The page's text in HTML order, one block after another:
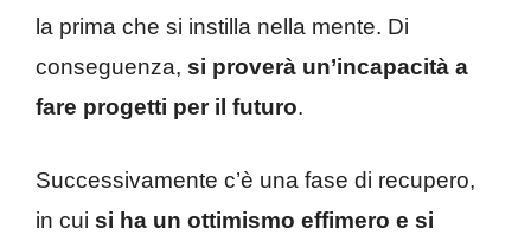
la prima che si instilla nella mente. Di
conseguenza, si proverà un’incapacità a
fare progetti per il futuro.
Successivamente c’è una fase di recupero,
in cui si ha un ottimismo effimero e si